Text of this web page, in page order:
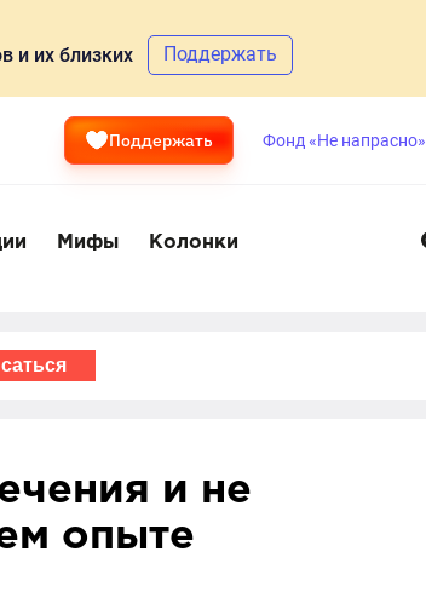
и их близких Поддержать
Поддержать Фонд «Не напрасно»
Мифы Колонки
и не
опыте